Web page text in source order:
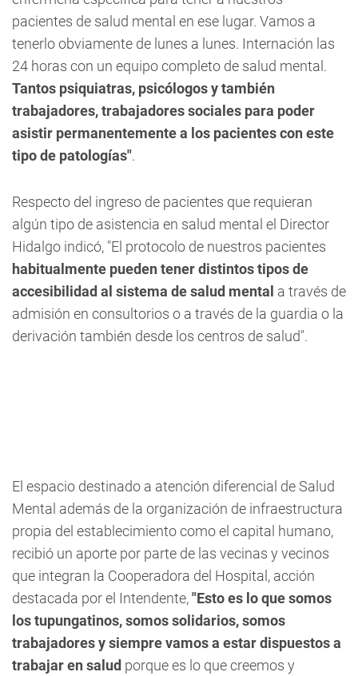
pacientes de salud mental en ese lugar. Vamos a
tenerlo obviamente de lunes a lunes. Internación las
24 horas con un equipo completo de salud mental.
Tantos psiquiatras, psicólogos y también
trabajadores, trabajadores sociales para poder
asistir permanentemente a los pacientes con este
tipo de patologías".
Respecto del ingreso de pacientes que requieran
algún tipo de asistencia en salud mental el Director
Hidalgo indicó, "El protocolo de nuestros pacientes
habitualmente pueden tener distintos tipos de
accesibilidad al sistema de salud mental a través de
admisión en consultorios o a través de la guardia o la
derivación también desde los centros de salud".
El espacio destinado a atención diferencial de Salud
Mental además de la organización de infraestructura
propia del establecimiento como el capital humano,
recibió un aporte por parte de las vecinas y vecinos
que integran la Cooperadora del Hospital, acción
destacada por el Intendente,"Esto es lo que somos
los tupungatinos, somos solidarios, somos
trabajadores y siempre vamos a estar dispuestos a
trabajar en salud porque es lo que creemos y